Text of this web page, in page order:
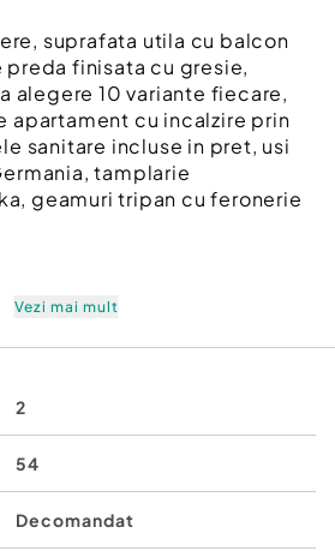
suprafata utila cu balcon
preda finisata cu gresie,
alegere 10 variante fiecare,
apartament cu incalzire prin
sanitare incluse in pret, usi
tamplarie
geamuri tripan cu feronerie
apartamente
Vezi mai mult
2
54
Decomandat